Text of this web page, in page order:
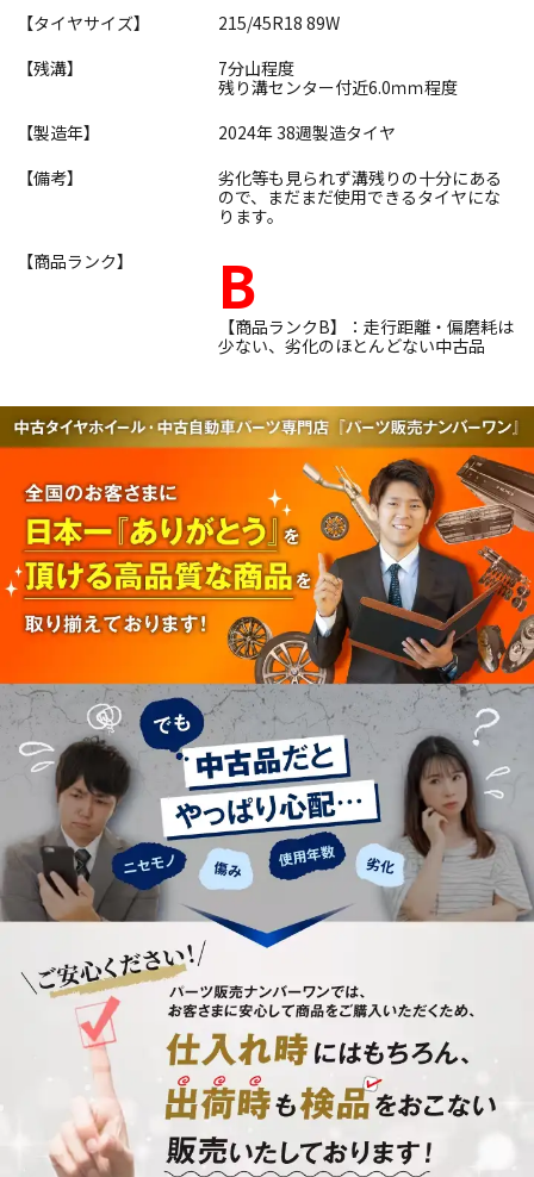
【タイヤサイズ】
215/45R18 89W
【残溝】
7分山程度
残り溝センター付近6.0ｍｍ程度
【製造年】
2024年 38週製造タイヤ
【備考】
劣化等も見られず溝残りの十分にある
ので、まだまだ使用できるタイヤにな
ります。
【商品ランク】
B
【商品ランクB】：走行距離・偏磨耗は
少ない、劣化のほとんどない中古品